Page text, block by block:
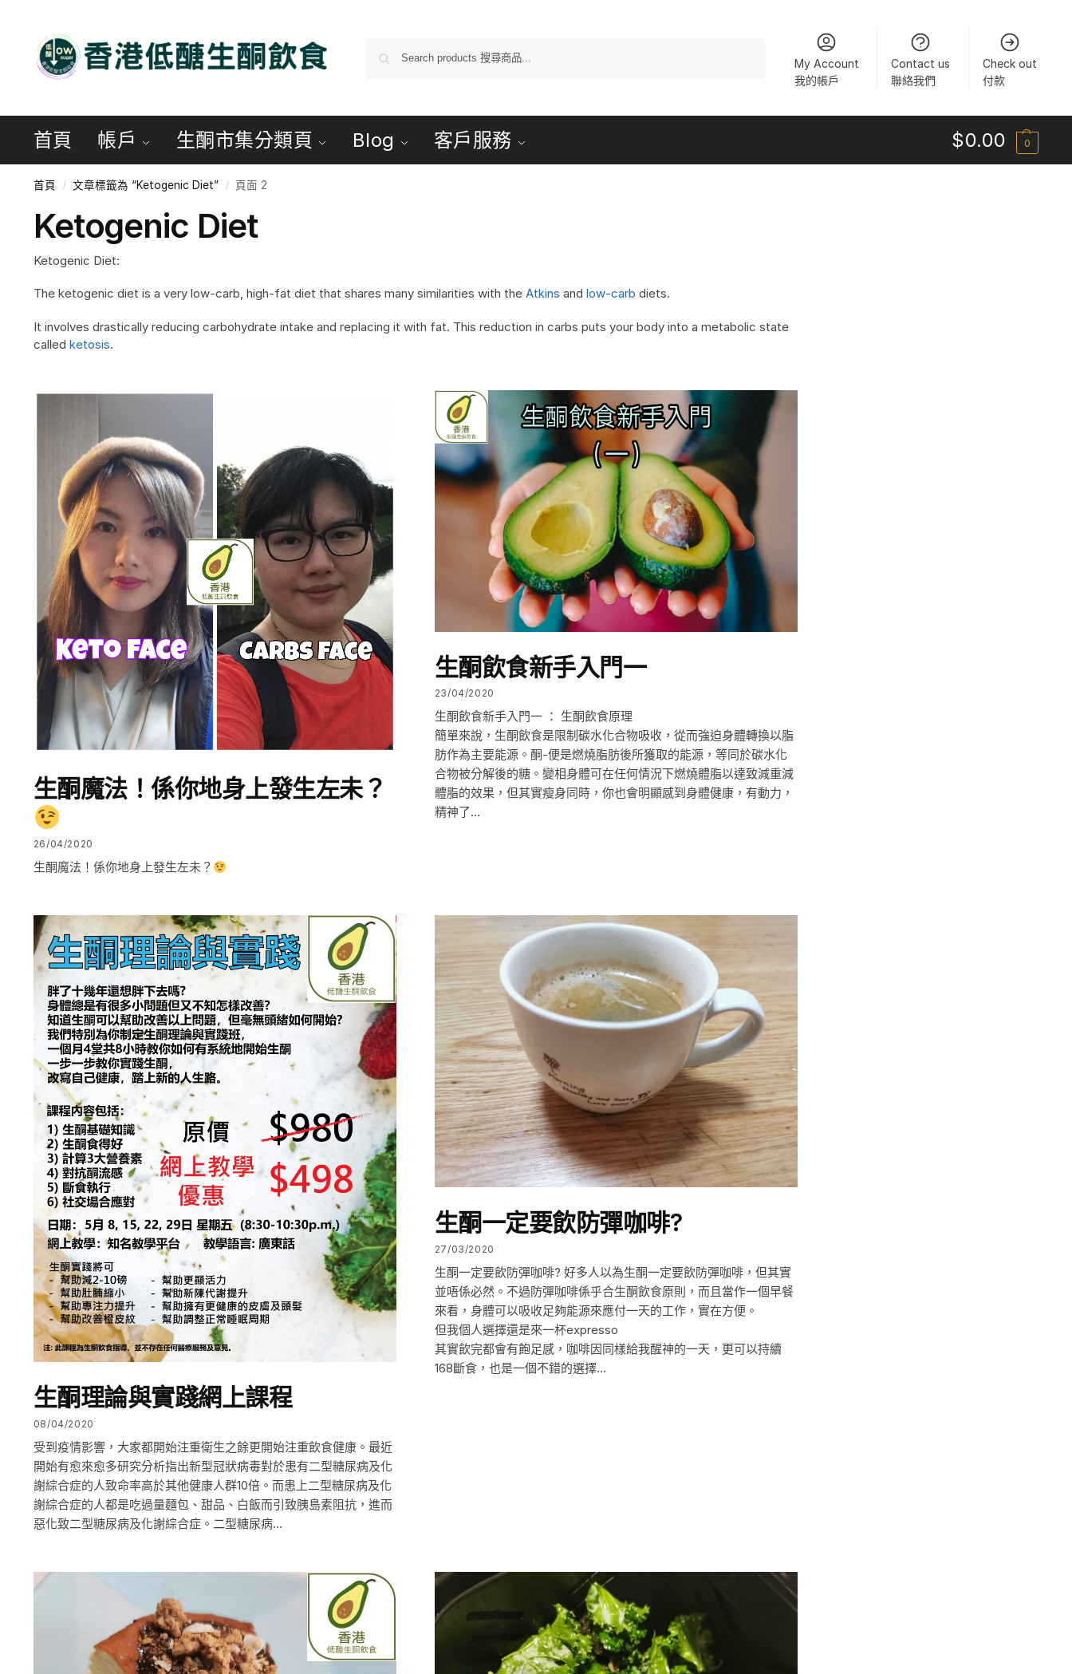
My Account
我的帳戶
Contact us
聯絡我們
Check out
付款
首頁 帳戶 生酮市集分類頁 Blog 客戶服務 $0.00 0
首頁 / 文章標籤為 “Ketogenic Diet” / 頁面 2
Ketogenic Diet
Ketogenic Diet:
The ketogenic diet is a very low-carb, high-fat diet that shares many similarities with the Atkins and low-carb diets.
It involves drastically reducing carbohydrate intake and replacing it with fat. This reduction in carbs puts your body into a metabolic state
called ketosis.
生酮魔法！係你地身上發生左未？
26/04/2020
生酮魔法！係你地身上發生左未？
生酮飲食新手入門一
23/04/2020
生酮飲食新手入門一 ： 生酮飲食原理
簡單來說，生酮飲食是限制碳水化合物吸收，從而強迫身體轉換以脂
肪作為主要能源。酮-便是燃燒脂肪後所獲取的能源，等同於碳水化
合物被分解後的糖。變相身體可在任何情況下燃燒體脂以達致減重減
體脂的效果，但其實瘦身同時，你也會明顯感到身體健康，有動力，
精神了…
生酮理論與實踐網上課程
08/04/2020
受到疫情影響，大家都開始注重衛生之餘更開始注重飲食健康。最近
開始有愈來愈多研究分析指出新型冠狀病毒對於患有二型糖尿病及化
謝綜合症的人致命率高於其他健康人群10倍。而患上二型糖尿病及化
謝綜合症的人都是吃過量麵包、甜品、白飯而引致胰島素阻抗，進而
惡化致二型糖尿病及化謝綜合症。二型糖尿病…
生酮一定要飲防彈咖啡?
27/03/2020
生酮一定要飲防彈咖啡? 好多人以為生酮一定要飲防彈咖啡，但其實
並唔係必然。不過防彈咖啡係乎合生酮飲食原則，而且當作一個早餐
來看，身體可以吸收足夠能源來應付一天的工作，實在方便。
但我個人選擇還是來一杯expresso
其實飲完都會有飽足感，咖啡因同樣給我醒神的一天，更可以持續
168斷食，也是一個不錯的選擇…